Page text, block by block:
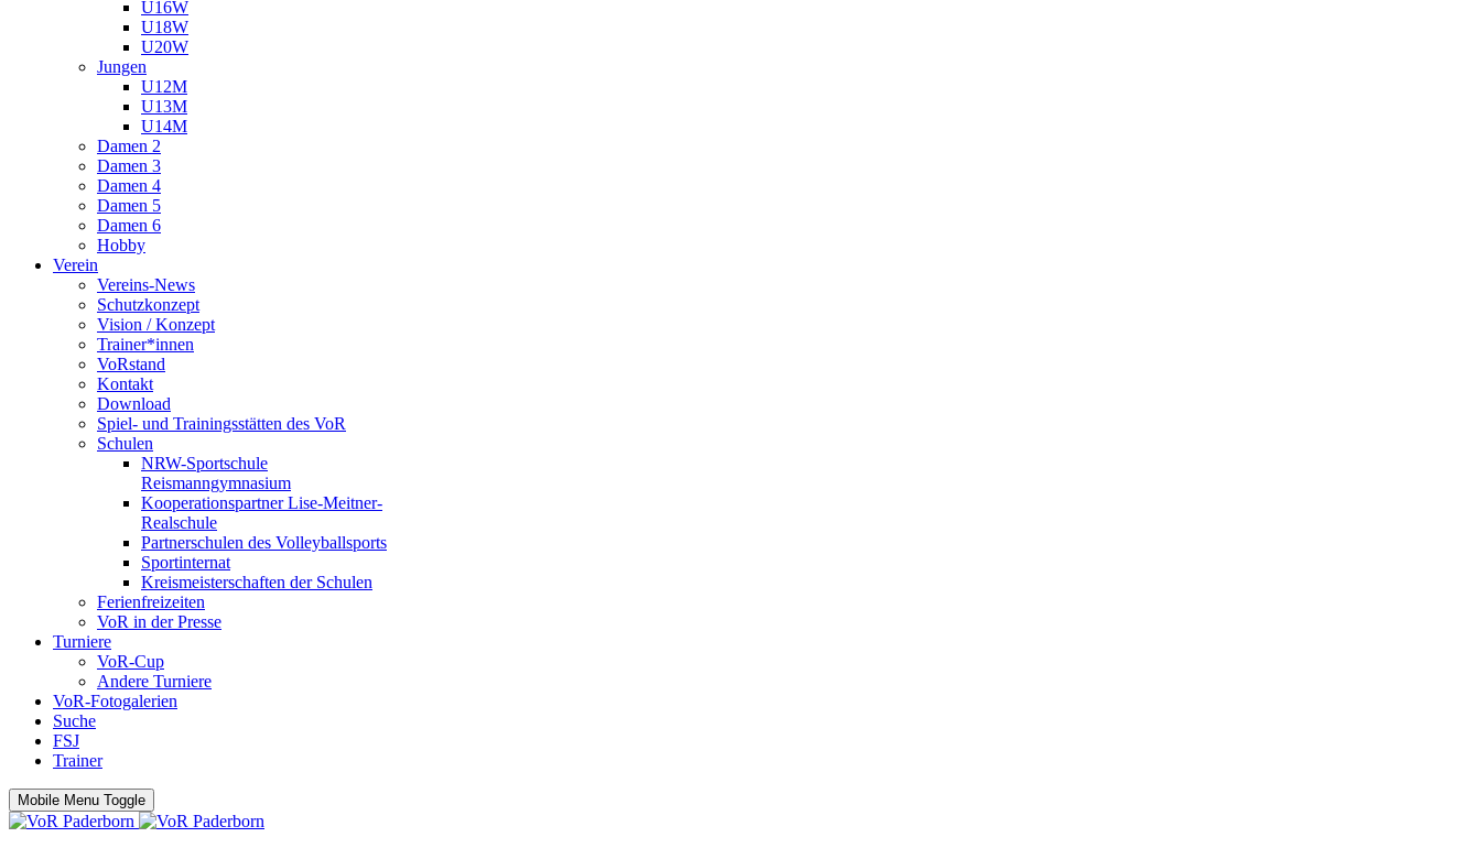
U16W
U18W
U20W
Jungen
U12M
U13M
U14M
Damen 2
Damen 3
Damen 4
Damen 5
Damen 6
Hobby
Verein
Vereins-News
Schutzkonzept
Vision / Konzept
Trainer*innen
VoRstand
Kontakt
Download
Spiel- und Trainingsstätten des VoR
Schulen
NRW-Sportschule
Reismanngymnasium
Kooperationspartner Lise-Meitner-
Realschule
Partnerschulen des Volleyballsports
Sportinternat
Kreismeisterschaften der Schulen
Ferienfreizeiten
VoR in der Presse
Turniere
VoR-Cup
Andere Turniere
VoR-Fotogalerien
Suche
FSJ
Trainer
Mobile Menu Toggle